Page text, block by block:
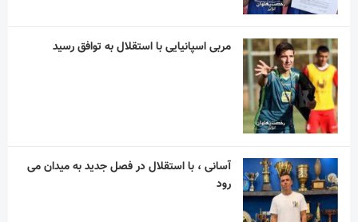
مربی اسپانیایی با استقلال به توافق رسید
آسانی ، با استقلال در فصل جدید به میدان می
رود